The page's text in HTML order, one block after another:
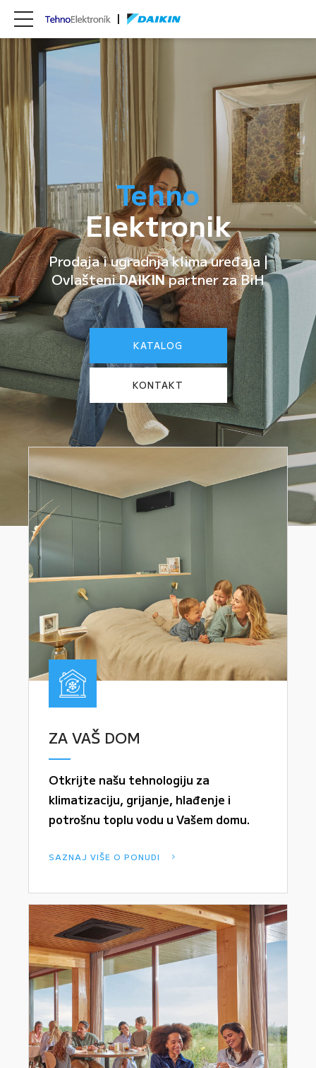
Tehno
Elektronik
Prodaja i ugradnja klima uređaja |
OvlašteniDAIKINpartner za BiH
KATALOG
KONTAKT
ZA VAŠ DOM
Otkrijte našu tehnologiju za
klimatizaciju, grijanje, hlađenje i
potrošnu toplu vodu u Vašem domu.
SAZNAJ VIŠE O PONUDI